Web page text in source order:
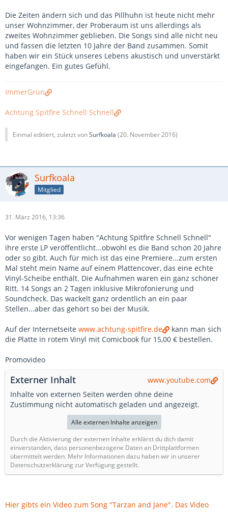
Die Zeiten ändern sich und das Pillhuhn ist heute nicht mehr
unser Wohnzimmer, der Proberaum ist uns allerdings als
zweites Wohnzimmer geblieben. Die Songs sind alle nicht neu
und fassen die letzten 10 Jahre der Band zusammen. Somit
haben wir ein Stück unseres Lebens akustisch und unverstärkt
eingefangen. Ein gutes Gefühl.
ImmerGrün
Achtung Spitfire Schnell Schnell
Einmal editiert, zuletzt vonSurfkoala (20. November 2016)
Surfkoala
Mitglied
31. März 2016, 13:36
Vor wenigen Tagen haben "Achtung Spitfire Schnell Schnell"
ihre erste LP veröffentlicht...obwohl es die Band schon 20 Jahre
oder so gibt. Auch für mich ist das eine Premiere...zum ersten
Mal steht mein Name auf einem Plattencover, das eine echte
Vinyl-Scheibe enthält. Die Aufnahmen waren ein ganz schöner
Ritt. 14 Songs an 2 Tagen inklusive Mikrofonierung und
Soundcheck. Das wackelt ganz ordentlich an ein paar
Stellen...aber das gehört so bei der Musik.
Auf der Internetseite www.achtung-spitfire.de
kann man sich
die Platte in rotem Vinyl mit Comicbook für 15,00 € bestellen.
Promovideo
Externer Inhalt
www.youtube.com
Inhalte von externen Seiten werden ohne deine
Zustimmung nicht automatisch geladen und angezeigt.
Alle externen Inhalte anzeigen
Durch die Aktivierung der externen Inhalte erklärst du dich damit
einverstanden, dass personenbezogene Daten an Drittplattformen
übermittelt werden. Mehr Informationen dazu haben wir in unserer
Datenschutzerklärung zur Verfügung gestellt.
Hier gibts ein Video zum Song "Tarzan and Jane". Das Video